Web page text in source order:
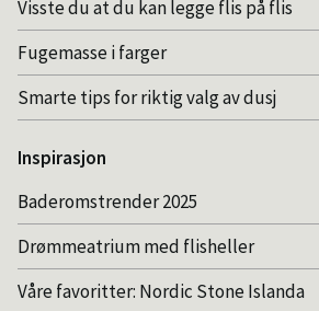
Visste du at du kan legge flis på flis
Fugemasse i farger
Smarte tips for riktig valg av dusj
Inspirasjon
Baderomstrender 2025
Drømmeatrium med flisheller
Våre favoritter: Nordic Stone Islanda